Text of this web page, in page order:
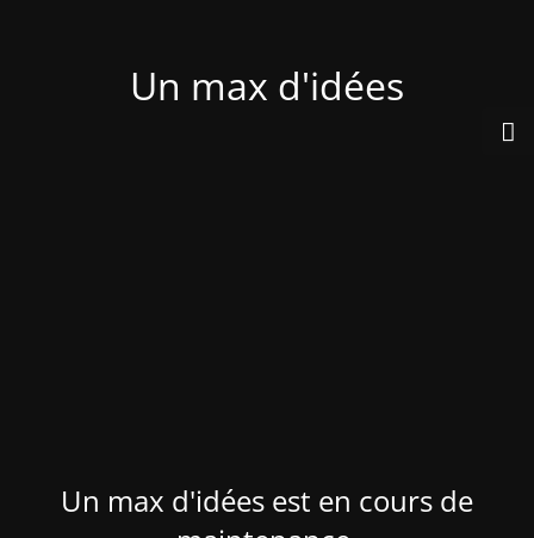
Un max d'idées
Un max d'idées est en cours de